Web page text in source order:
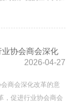
协会商会深化
2026-04-27
商会深化改革的意
，促进行业协会商会